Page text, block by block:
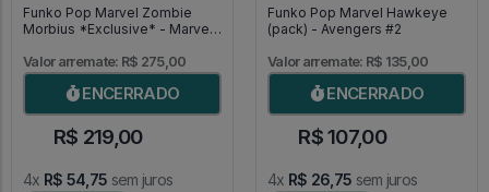
Funko Pop Marvel Zombie
Morbius *Exclusive* - Marvel
Valor arremate: R$ 275,00
ENCERRADO
R$ 219,00
4x R$ 54,75 sem juros
Funko Pop Marvel Hawkeye
(pack) - Avengers #2
Valor arremate: R$ 135,00
ENCERRADO
R$ 107,00
4x R$ 26,75 sem juros